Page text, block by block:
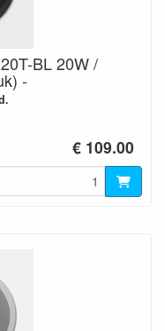
BL 20W /
-
€ 109.00